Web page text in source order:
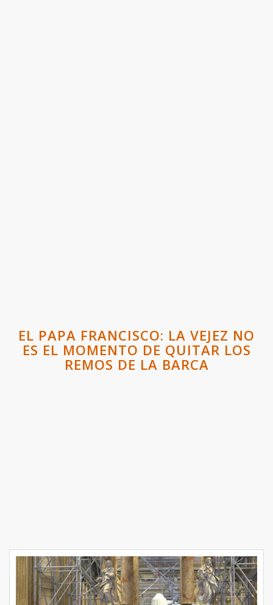
EL PAPA FRANCISCO: LA VEJEZ NO
ES EL MOMENTO DE QUITAR LOS
REMOS DE LA BARCA